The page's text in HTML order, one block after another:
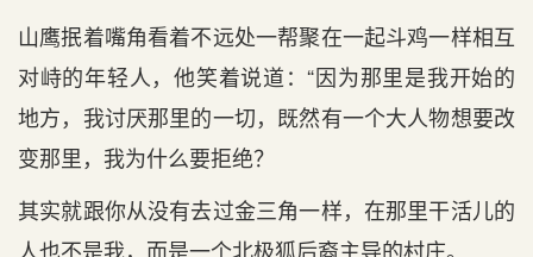
山鹰抿着嘴角看着不远处一帮聚在一起斗鸡一样相互
对峙的年轻人，他笑着说道：“因为那里是我开始的
地方，我讨厌那里的一切，既然有一个大人物想要改
变那里，我为什么要拒绝？
其实就跟你从没有去过金三角一样，在那里干活儿的
人也不是我，而是一个北极狐后裔主导的村庄。